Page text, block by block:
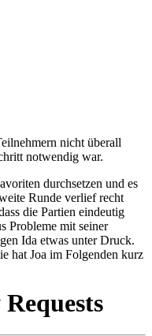
nicht überall
notwendig war.
durchsetzen und es
Runde verlief recht
die Partien eindeutig
Probleme mit seiner
Ida etwas unter Druck.
hat Joa im Folgenden kurz